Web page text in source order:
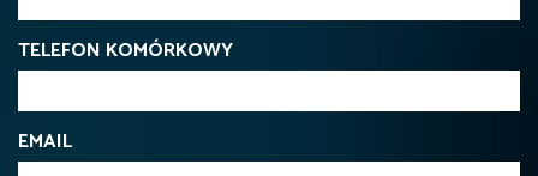
TELEFON KOMÓRKOWY
EMAIL